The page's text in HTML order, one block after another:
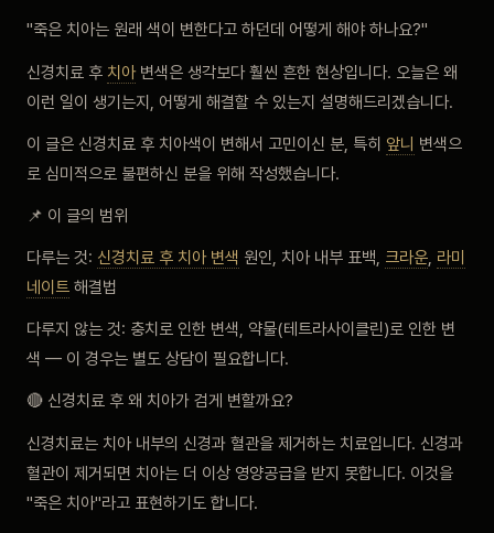
"죽은 치아는 원래 색이 변한다고 하던데 어떻게 해야 하나요?"
신경치료 후 치아변색은 생각보다 훨씬 흔한 현상입니다. 오늘은 왜
이런 일이 생기는지, 어떻게 해결할 수 있는지 설명해드리겠습니다.
이 글은 신경치료 후 치아색이 변해서 고민이신 분, 특히 앞니 변색으
로 심미적으로 불편하신 분을 위해 작성했습니다.
📌 이 글의 범위
다루는 것: 신경치료 후 치아 변색 원인, 치아 내부 표백, 크라운, 라미
네이트 해결법
다루지 않는 것: 충치로 인한 변색, 약물(테트라사이클린)로 인한 변
색 — 이 경우는 별도 상담이 필요합니다.
🔴 신경치료 후 왜 치아가 검게 변할까요?
신경치료는 치아 내부의 신경과 혈관을 제거하는 치료입니다. 신경과
혈관이 제거되면 치아는 더 이상 영양공급을 받지 못합니다. 이것을
"죽은 치아"라고 표현하기도 합니다.